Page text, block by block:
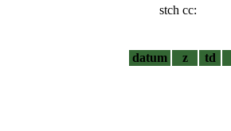
stch cc:
datum
z td